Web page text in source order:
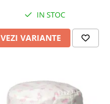
IN STOC
VEZI VARIANTE